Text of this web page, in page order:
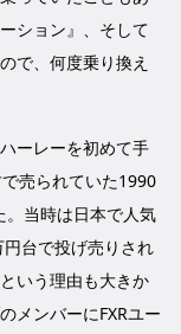
ション』、そして
で、何度乗り換え
ーレーを初めて手
売られていた1990
。当時は日本で人気
台で投げ売りされ
いう理由も大きか
メンバーにFXRユー